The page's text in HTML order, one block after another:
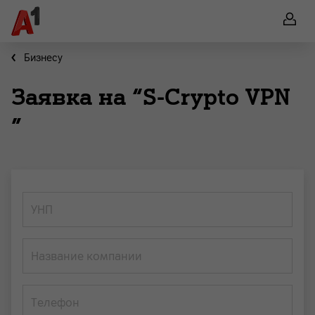
Бизнесу
Заявка на “S-Crypto VPN
”
УНП
Название компании
Телефон